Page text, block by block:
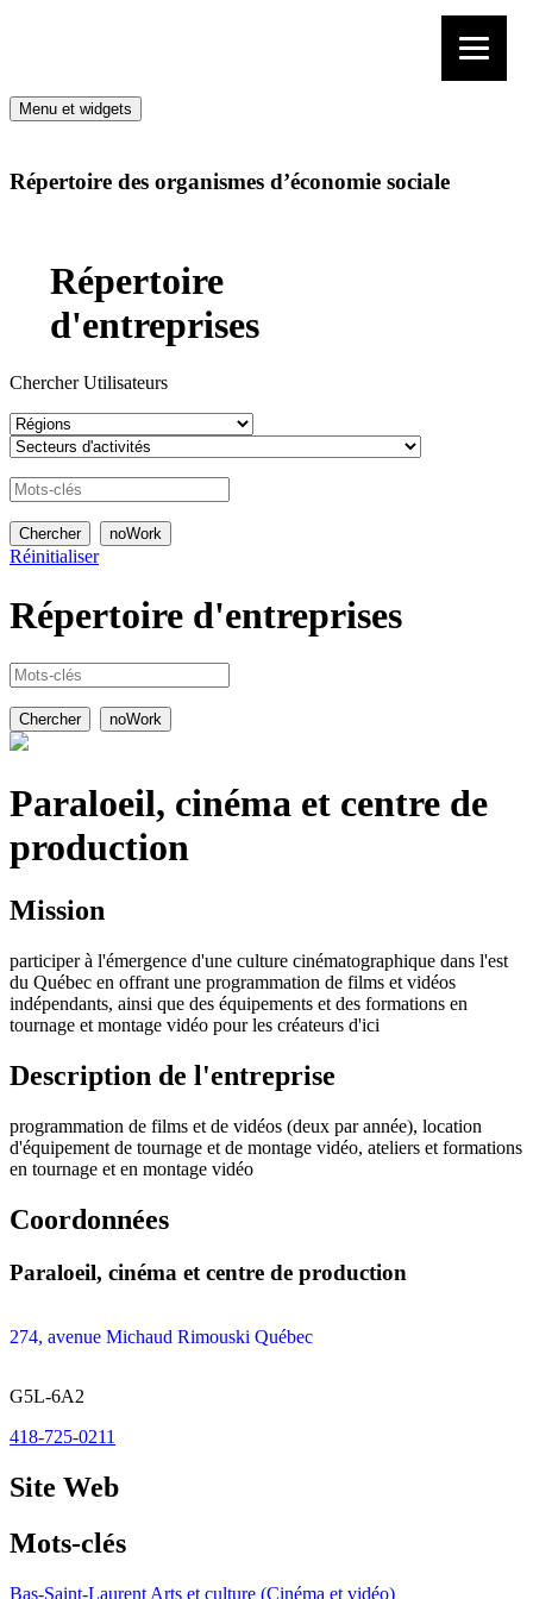
Menu et widgets
Répertoire des organismes d’économie sociale
Répertoire
d'entreprises
Chercher Utilisateurs
Réinitialiser
Répertoire d'entreprises
Paraloeil, cinéma et centre de
production
Mission
participer à l'émergence d'une culture cinématographique dans l'est
du Québec en offrant une programmation de films et vidéos
indépendants, ainsi que des équipements et des formations en
tournage et montage vidéo pour les créateurs d'ici
Description de l'entreprise
programmation de films et de vidéos (deux par année), location
d'équipement de tournage et de montage vidéo, ateliers et formations
en tournage et en montage vidéo
Coordonnées
Paraloeil, cinéma et centre de production
274, avenue Michaud Rimouski Québec
G5L-6A2
418-725-0211
Site Web
Mots-clés
Bas-Saint-Laurent Arts et culture (Cinéma et vidéo)